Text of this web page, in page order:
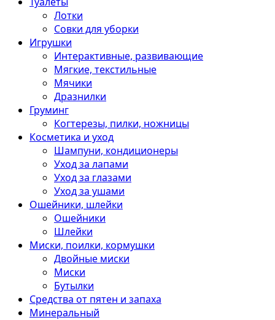
Лотки
Совки для уборки
Игрушки
Интерактивные, развивающие
Мягкие, текстильные
Мячики
Дразнилки
Груминг
Когтерезы, пилки, ножницы
Косметика и уход
Шампуни, кондиционеры
Уход за лапами
Уход за глазами
Уход за ушами
Ошейники, шлейки
Ошейники
Шлейки
Миски, поилки, кормушки
Двойные миски
Миски
Бутылки
Средства от пятен и запаха
Минеральный